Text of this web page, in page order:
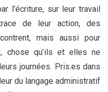
l’écriture, sur leur travail
de leur action, des
mais aussi pour
chose qu’ils et elles ne
journées. Pris.es dans
du langage administratif